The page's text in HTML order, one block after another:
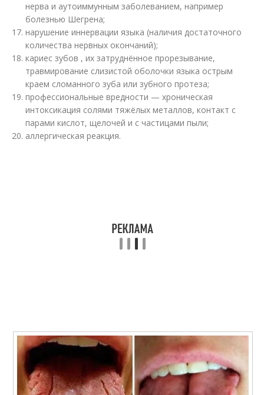
нерва и аутоиммунным заболеванием, например
болезнью Шегрена;
нарушение иннервации языка (наличия достаточного
количества нервных окончаний);
кариеc зубов , их затруднённое прорезывание,
травмирование слизистой оболочки языка острым
краем сломанного зуба или зубного протеза;
профессиональные вредности — хроническая
интоксикация солями тяжёлых металлов, контакт с
парами кислот, щелочей и с частицами пыли;
аллергическая реакция.